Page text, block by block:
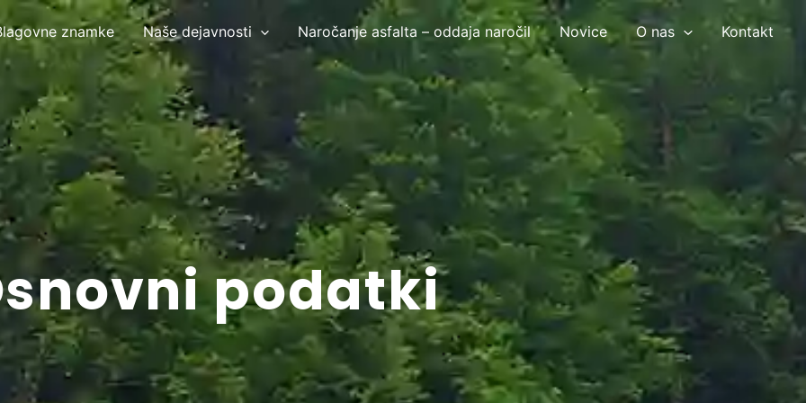
znamke Naše dejavnosti Naročanje asfalta – oddaja naročil Novice O nas Kontakt
podatki